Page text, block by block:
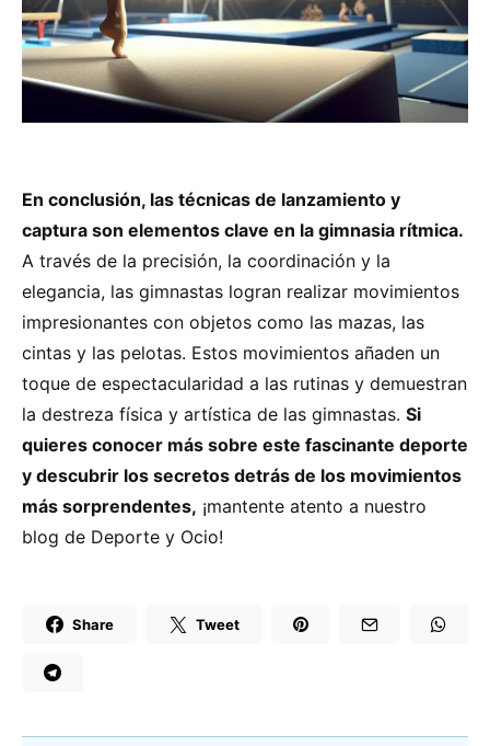
En conclusión, las técnicas de lanzamiento y
captura son elementos clave en la gimnasia rítmica.
A través de la precisión, la coordinación y la
elegancia, las gimnastas logran realizar movimientos
impresionantes con objetos como las mazas, las
cintas y las pelotas. Estos movimientos añaden un
toque de espectacularidad a las rutinas y demuestran
la destreza física y artística de las gimnastas. Si
quieres conocer más sobre este fascinante deporte
y descubrir los secretos detrás de los movimientos
más sorprendentes, ¡mantente atento a nuestro
blog de Deporte y Ocio!
Share Tweet